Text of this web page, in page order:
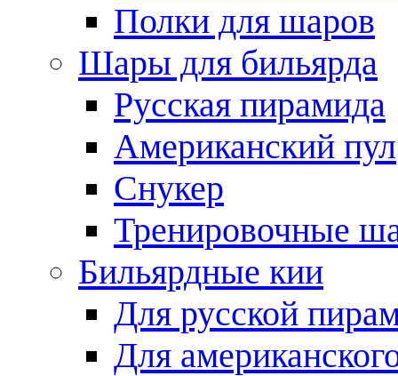
Полки для шаров
Шары для бильярда
Русская пирамида
Американский пул
Снукер
Тренировочные
Бильярдные кии
Для русской
Для